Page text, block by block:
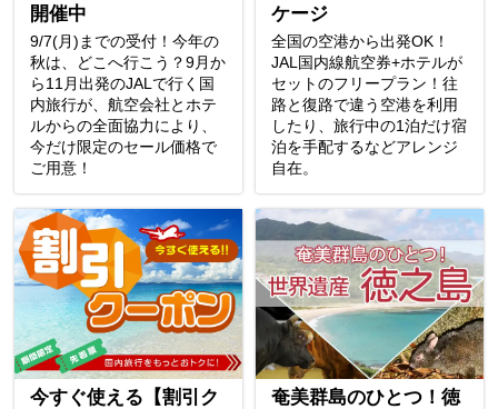
開催中
9/7(月)までの受付！今年の
秋は、どこへ行こう？9月か
ら11月出発のJALで行く国
内旅行が、航空会社とホテ
ルからの全面協力により、
今だけ限定のセール価格で
ご用意！
ケージ
全国の空港から出発OK！
JAL国内線航空券+ホテルが
セットのフリープラン！往
路と復路で違う空港を利用
したり、旅行中の1泊だけ宿
泊を手配するなどアレンジ
自在。
今すぐ使える【割引ク 奄美群島のひとつ！徳